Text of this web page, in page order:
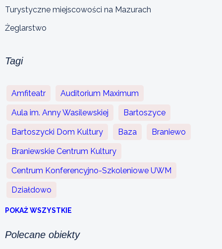
Turystyczne miejscowości na Mazurach
Żeglarstwo
Tagi
Amfiteatr Auditorium Maximum
Aula im. Anny Wasilewskiej Bartoszyce
Bartoszycki Dom Kultury Baza Braniewo
Braniewskie Centrum Kultury
Centrum Konferencyjno-Szkoleniowe UWM
Działdowo
POKAŻ WSZYSTKIE
Polecane obiekty